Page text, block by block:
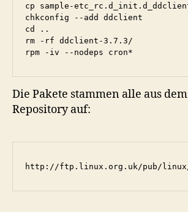
cp sample-
chkconfig --add ddclient
cd ..
rm -rf ddclient-3.7.3/
rpm -iv --nodeps cron*
Die Pakete stammen alle aus
Repository auf:
http://ftp.linux.org.uk/pub/linux/